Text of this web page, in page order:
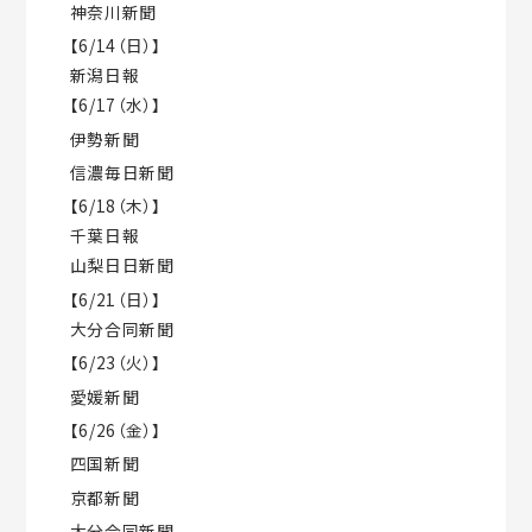
神奈川新聞
【6/14（日）】
新潟日報
【6/17（水）】
伊勢新聞
信濃毎日新聞
【6/18（木）】
千葉日報
山梨日日新聞
【6/21（日）】
大分合同新聞
【6/23（火）】
愛媛新聞
【6/26（金）】
四国新聞
京都新聞